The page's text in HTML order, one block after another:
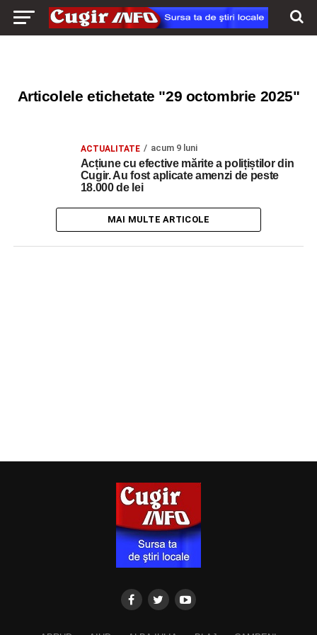
Articolele etichetate "29 octombrie 2025"
ACTUALITATE acum 9 luni
Acțiune cu efective mărite a polițiștilor din
Cugir. Au fost aplicate amenzi de peste
18.000 de lei
MAI MULTE ARTICOLE